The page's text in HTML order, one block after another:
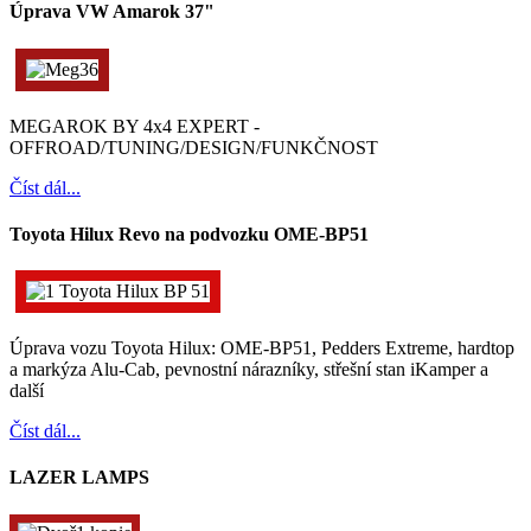
Úprava VW Amarok 37"
MEGAROK BY 4x4 EXPERT -
OFFROAD/TUNING/DESIGN/FUNKČNOST
Číst dál...
Toyota Hilux Revo na podvozku OME-BP51
Úprava vozu Toyota Hilux: OME-BP51, Pedders Extreme, hardtop
a markýza Alu-Cab, pevnostní nárazníky, střešní stan iKamper a
další
Číst dál...
LAZER LAMPS